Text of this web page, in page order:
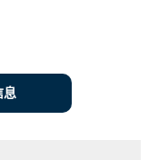
息